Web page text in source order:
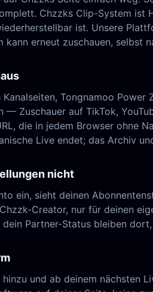
Chzzks Clip-System
ist. Unsere
erneut zuschauen, selbst
Tongnamoo
— Zuschauer auf TikTok,
die in jedem Browser ohne
Live endet; das Archiv
nicht
ein, sieht deinen
Creator, nur für deinen
Partner-Status bleiben
hinzu und ab deinem